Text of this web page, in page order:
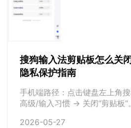
搜狗输入法剪贴板怎么关
隐私保护指南
手机端路径：点击键盘左上角
高级/输入习惯 -> 关闭“剪贴板”
2026-05-27